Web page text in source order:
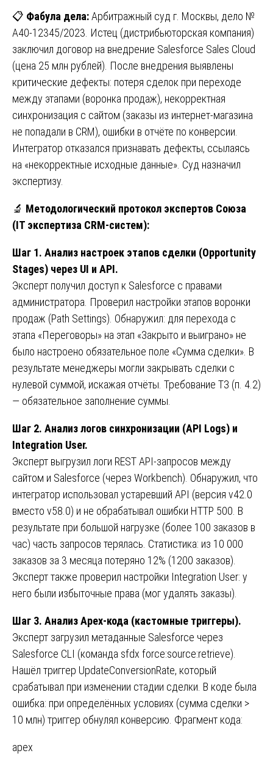
📋 Фабула дела:Арбитражный суд г. Москвы, дело №
А40-12345/2023. Истец (дистрибьюторская компания)
заключил договор на внедрение Salesforce Sales Cloud
(цена 25 млн рублей). После внедрения выявлены
критические дефекты: потеря сделок при переходе
между этапами (воронка продаж), некорректная
синхронизация с сайтом (заказы из интернет-магазина
не попадали в CRM), ошибки в отчёте по конверсии.
Интегратор отказался признавать дефекты, ссылаясь
на «некорректные исходные данные». Суд назначил
экспертизу.
🔬 Методологический протокол экспертов Союза
(IT экспертиза CRM-систем):
Шаг 1. Анализ настроек этапов сделки (Opportunity
Stages) через UI и API.
Эксперт получил доступ к Salesforce с правами
администратора. Проверил настройки этапов воронки
продаж (Path Settings). Обнаружил: для перехода с
этапа «Переговоры» на этап «Закрыто и выиграно» не
было настроено обязательное поле «Сумма сделки». В
результате менеджеры могли закрывать сделки с
нулевой суммой, искажая отчёты. Требование ТЗ (п. 4.2)
— обязательное заполнение суммы.
Шаг 2. Анализ логов синхронизации (API Logs) и
Integration User.
Эксперт выгрузил логи REST API-запросов между
сайтом и Salesforce (через Workbench). Обнаружил, что
интегратор использовал устаревший API (версия v42.0
вместо v58.0) и не обрабатывал ошибки HTTP 500. В
результате при большой нагрузке (более 100 заказов в
час) часть запросов терялась. Статистика: из 10 000
заказов за 3 месяца потеряно 12% (1200 заказов).
Эксперт также проверил настройки Integration User: у
него были избыточные права (мог удалять заказы).
Шаг 3. Анализ Apex-кода (кастомные триггеры).
Эксперт загрузил метаданные Salesforce через
Salesforce CLI (команда sfdx force:source:retrieve).
Нашёл триггер UpdateConversionRate, который
срабатывал при изменении стадии сделки. В коде была
ошибка: при определённых условиях (сумма сделки >
10 млн) триггер обнулял конверсию. Фрагмент кода:
apex